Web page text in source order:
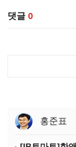
댓글 0
홍준표